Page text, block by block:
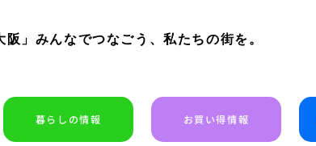
」みんなでつなごう、私たちの街を。
暮らしの情報 お買い得情報